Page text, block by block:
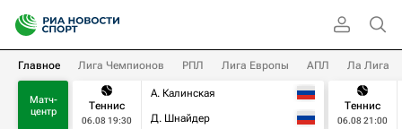
Главное Лига Чемпионов РПЛ Лига Европы АПЛ Ла Лига
Матч-
центр
Теннис
06.08 19:30
А. Калинская
Д. Шнайдер
Теннис
06.08 21:00